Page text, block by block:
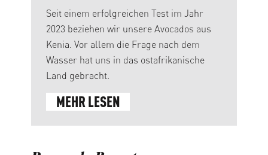
Seit einem erfolgreichen Test im Jahr
2023 beziehen wir unsere Avocados aus
Kenia. Vor allem die Frage nach dem
Wasser hat uns in das ostafrikanische
Land gebracht.
MEHR LESEN